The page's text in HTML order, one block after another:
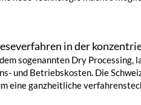
in der
sogenannten Dry Processing,
und Betriebskosten. Die
eine ganzheitliche